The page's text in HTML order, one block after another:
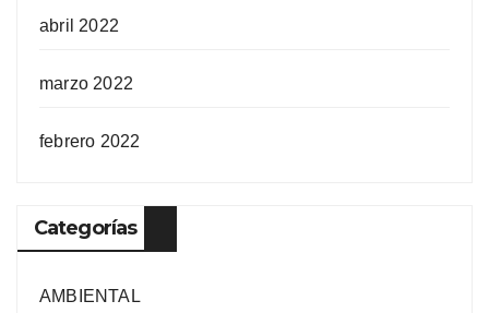
abril 2022
marzo 2022
febrero 2022
Categorías
AMBIENTAL